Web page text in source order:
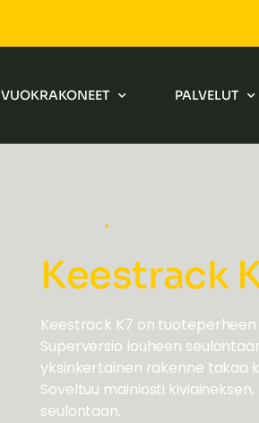
VUOKRAKONEET PALVELUT
•
Keestrack
Keestrack K7 on
Superversio louheen
yksinkertainen rakenne
Soveltuu mainiosti
seulontaan.